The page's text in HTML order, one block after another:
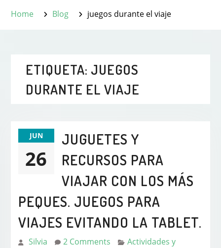
Home Blog juegos durante el viaje
ETIQUETA: JUEGOS
DURANTE EL VIAJE
JUN
26
JUGUETES Y
RECURSOS PARA
VIAJAR CON LOS MÁS
PEQUES. JUEGOS PARA
VIAJES EVITANDO LA TABLET.
Silvia 2 Comments
Actividades y